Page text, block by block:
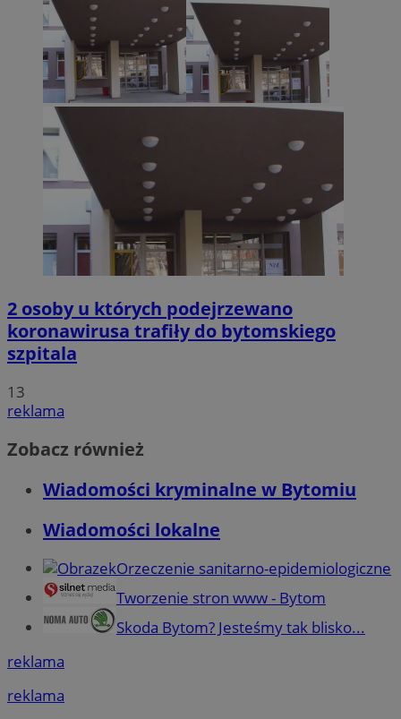
2 osoby u których podejrzewano
koronawirusa trafiły do bytomskiego
szpitala
13
reklama
Zobacz również
Wiadomości kryminalne w Bytomiu
Wiadomości lokalne
Orzeczenie sanitarno-epidemiologiczne
Tworzenie stron www - Bytom
Skoda Bytom? Jesteśmy tak blisko...
reklama
reklama